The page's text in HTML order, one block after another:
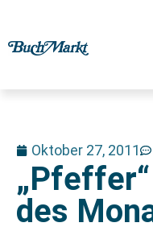
Oktober 27, 2011
des